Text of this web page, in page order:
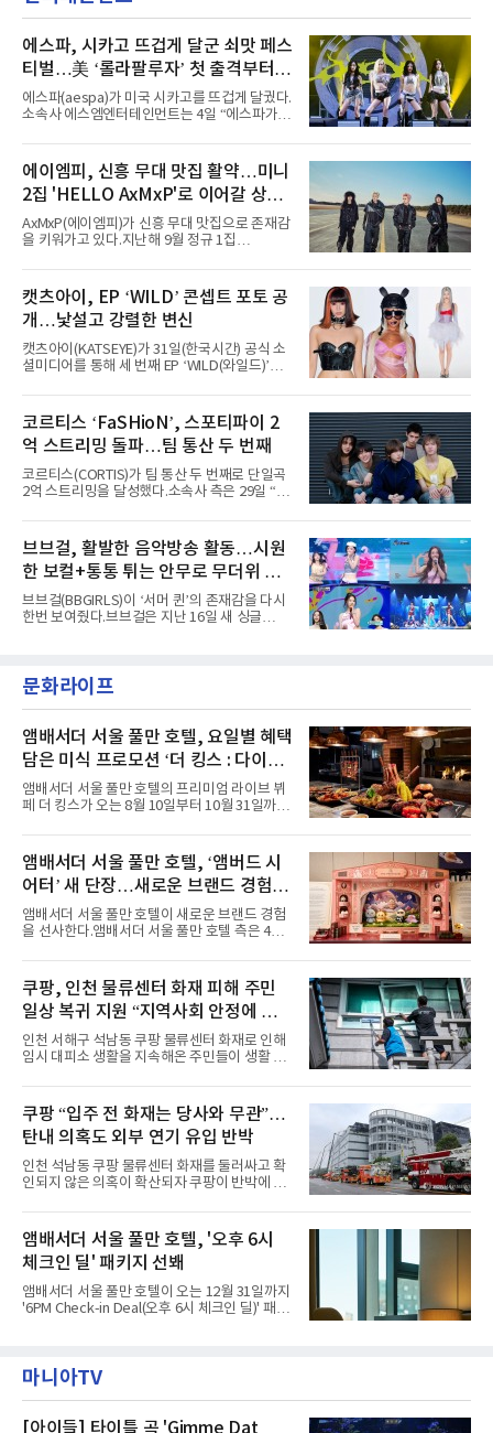
에스파, 시카고 뜨겁게 달군 쇠맛 페스
티벌…美 ‘롤라팔루자’ 첫 출격부터
증명한 존재감
에스파(aespa)가 미국 시카고를 뜨겁게 달궜다.
소속사 에스엠엔터테인먼트는 4일 “에스파가
서 열린 ‘롤라팔루자 시카고’(Lollapalooza
Chicago)의 알리안츠 스테이지에 올랐다”며
“총 14곡으로 구성된 세트리스트를 선사, 데뷔 7
년 차다운 노련한 무대 매너와 파워풀한 에너지
로 현장의 분위기를 압도했다”고 밝혔다.1991
년 시작된 ‘롤라팔루자’는 8개 스테이지, 170여
팀의 아티스트와 40만 명 이상의 관객이 운집하
코르티스 등 K팝 스타들이 출연진 명단에 이름
을 올렸다.이날 에스파는
에이엠피, 신흥 무대 맛집 활약…미니
2집 'HELLO AxMxP'로 이어갈 상승
세
AxMxP(에이엠피)가 신흥 무대 맛집으로 존재감
을 키워가고 있다.지난해 9월 정규 1집
AxMxP는 데뷔 전부터 버스킹과 각종 페스티벌,
공연 무대에 오르며 실전 경험을 쌓아왔다.이들
은 소속사 패밀리 콘서트를 비롯해 '뷰티풀 민트
라이프 2025', '2025 부산국제록페스티벌' 등 대
형 무대에 잇달아 출연해 당찬 에너지와 풋풋한
매력으로 음악팬들의 눈도장을 찍었다.이후
AxMxP는 '카운트다운 판타지 2025-2026',
정적인 실력을 입증했고, 올해 '2026 어썸뮤직
페스티벌', '뷰티풀 민트 라이프 2026', '2026
캣츠아이, EP ‘WILD’ 콘셉트 포토 공
개…낯설고 강렬한 변신
캣츠아이(KATSEYE)가 31일(한국시간) 공식 소
셜미디어를 통해 세 번째 EP ‘WILD(와일드)’의
heart(와일드 하트)’라는 제목이 붙은 콘셉트 포
토에는 멤버들의 본능적이고 야성적인 면모가
강렬하게 담겼다. 짙은 아이섀도와 푸른빛·금빛·
붉은빛의 컬러 렌즈가 비현실적인 분위기를 자
아내고, 여러 원색이 불규칙하게 뒤섞인 멀티컬
러 헤어와 과감한 블루·블랙 립 메이크업이 낯설
고도 매혹적인 비주얼을 완성했다.스타일링 역
엣을 거침없이 결합했다. 멤버들은 각기 다른 개
성을 살린 스타일링을 선
코르티스 ‘FaSHioN’, 스포티파이 2
억 스트리밍 돌파…팀 통산 두 번째
코르티스(CORTIS)가 팀 통산 두 번째로 단일곡
2억 스트리밍을 달성했다.소속사 측은 29일 “코
벌 오디오·음원 스트리밍 플랫폼 스포티파이에
서 27일 자로 누적 재생 수 2억 회를 돌파했
다”고 밝혔다.곡이 발표된 지 약 10개월 만이다.
팀의 첫 번째 2억 스트리밍 곡은 동일 음반에 수
록된 ‘GO!’다. 이 노래는 공개 약 9개월 만인 지
난달 26일 자에 2억 고지를 밟았다. 이는 최근 5
년 내 데뷔한 보이그룹의 곡 중 최단기 2억 달성
했다. “내 티, 5 bucks 바지는, 만원” 등 멤버들
의 라이프 스타일
브브걸, 활발한 음악방송 활동…시원
한 보컬+통통 튀는 안무로 무더위 사
냥
브브걸(BBGIRLS)이 ‘서머 퀸’의 존재감을 다시
한번 보여줬다.브브걸은 지난 16일 새 싱글
MBC '쇼! 음악중심', SBS '인기가요' 등 주요 음
악방송 무대에 올라 화려한 퍼포먼스를 펼쳤다.
력을 앞세워 매 무대 색다른 볼거리를 선사했다.
특히 화사한 파스텔 톤의 비치웨어부터 청량한
마린룩, 햇살 아래 반짝이는 물결을 연상시키는
스커트, 강렬한 붉은 계열의 스타일링까지 각기
다른 매력을 선보였다. 브브걸은 다채로운 여름
패션을 완벽하게 소화하며 보
문화라이프
앰배서더 서울 풀만 호텔, 요일별 혜택
담은 미식 프로모션 ‘더 킹스 : 다이닝
프리빌리지즈’ 선봬
앰배서더 서울 풀만 호텔의 프리미엄 라이브 뷔
페 더 킹스가 오는 8월 10일부터 10월 31일까지
즈’를 선보인다.앰배서더 서울 풀만 호텔 측은
“요일마다 다른 즐거움과 한층 깊어진 미식의 여
유를 경험할 수 있도록 기획했다”고 밝혔다.먼저
월요일과 화요일에는 한 주의 문을 여는 여유로
운 식사를 테마로 다양한 혜택이 마련된다. 런치
이용 시 성인 5인 이상 사전 예약 고객에게 성인
1인 무료 혜택을 제공하며, 디너 이용 시에는 성
유료 회원 고객을 대상으로 5% 추가 할인 또는
바우처 1매 추가
앰배서더 서울 풀만 호텔, ‘앰버드 시
어터’ 새 단장…새로운 브랜드 경험 선
사
앰배서더 서울 풀만 호텔이 새로운 브랜드 경험
을 선사한다.앰배서더 서울 풀만 호텔 측은 4일
이야기를 담은 인형 극장 콘셉트의 공간 ‘앰버드
시어터(Ambird Theater)’를 새롭게 선보인
다”고 밝혔다.앰배서더 서울 풀만 호텔은 로비
한편에 마련된 앰버드 존을 통해 앰버드의 세계
관을 소개해왔다. 앰버드 존은 앰버드가 우주여
행 중 수집한 다양한 굿즈를 전시한 '앰버드 플래
닛(Ambird Planet)과 계절별 플라워 연출로 사
라 극장을 모티브로 한 데코레이션으로 구성됐
다. 무대 공간 및 티켓 박스
쿠팡, 인천 물류센터 화재 피해 주민
일상 복귀 지원 “지역사회 안정에 총
력”
인천 서해구 석남동 쿠팡 물류센터 화재로 인해
임시 대피소 생활을 지속해온 주민들이 생활 터
필먼트서비스(CFS)가 지난 28일부터 화재 피해
주민을 대상으로 전문 출장 청소서비스 지원에
나섬으로써 본격적인 지역사회 복구 작업이 시
작된 것이다.대피소 주민 중심 청소 접수, 첫날
부터 2가구 지원 완료CFS는 신현초등학교, 신
현북초등학교, 신현여자중학교 등 인천 서해구
관내 임시 대피소 3곳에서 체류해온 화재 피해
민들의 호응 속에 CFS는 즉시 행동에 나섰다. 지
난 28일 오후 전문 청소업체와
쿠팡 “입주 전 화재는 당사와 무관”…
탄내 의혹도 외부 연기 유입 반박
인천 석남동 쿠팡 물류센터 화재를 둘러싸고 확
인되지 않은 의혹이 확산되자 쿠팡이 반박에 나
에 대해서는 외부 화재 연기 유입이라고 설명했
고, 2023년 같은 물류센터에서 발생한 화재에
대해서도 쿠팡 입주 전 공사 과정에서 벌어진 일
이라며 선을 그었다.쿠팡은 21일 인천 물류센터
내부에서 불이 타는 냄새가 났다는 의혹과 관련
해 “사실무근”이라는 입장을 밝혔다.회사 측은
“인근에서 지난 15일 다른 회사에서 발생한 대
것으로 확인됐다”고 설명했다.이어 “정확한 화
재 원인은 추후 조사될
앰배서더 서울 풀만 호텔, '오후 6시
체크인 딜' 패키지 선봬
앰배서더 서울 풀만 호텔이 오는 12월 31일까지
'6PM Check-in Deal(오후 6시 체크인 딜)' 패키
텔 측은 “퇴근 후 또는 주말 도심 속에서 짧지만
온전한 휴식을 원하는 고객들에게 특별한 경험
제큐티브 두 가지 타입으로 구성된다. 디럭스 패
마니아TV
[아이들] 타이틀 곡 'Gimme Dat